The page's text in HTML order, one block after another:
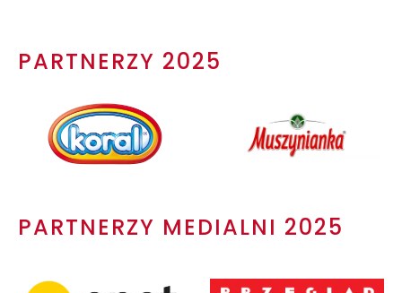
PARTNERZY 2025
PARTNERZY MEDIALNI 2025